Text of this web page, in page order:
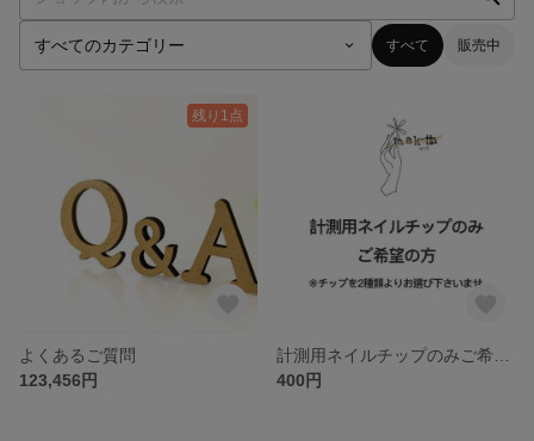
すべて 販売中
残り1点
よくあるご質問
123,456円
400円